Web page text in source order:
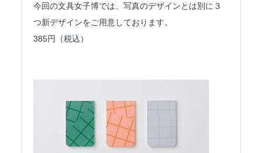
今回の文具女子博では、写真のデザインとは別に３
つ新デザインをご用意しております。
385円（税込）